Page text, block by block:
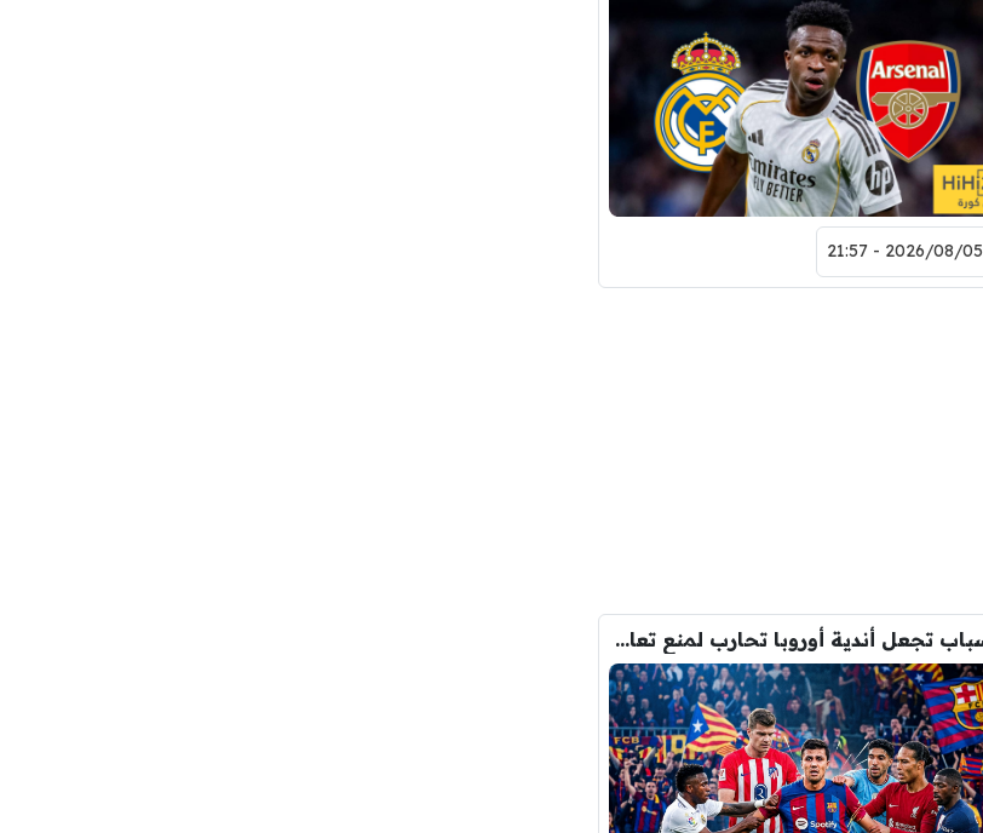
2026/08/05 - 21:57
4 أسباب تجعل أندية أوروبا تحارب لمنع تعاقد برشلونة مع رودري!